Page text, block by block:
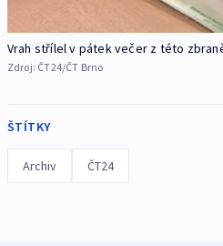
Vrah střílel v pátek večer z této
Zdroj: ČT24/ČT Brno
ŠTÍTKY
Archiv ČT24